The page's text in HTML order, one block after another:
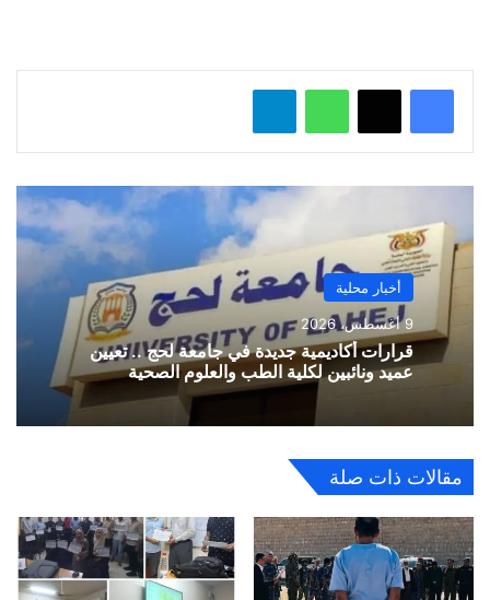
واتساب
أخبار محلية
9 أغسطس، 2026
قرارات أكاديمية جديدة في جامعة لحج .. تعيين
عميد ونائبين لكلية الطب والعلوم الصحية
مقالات ذات صلة